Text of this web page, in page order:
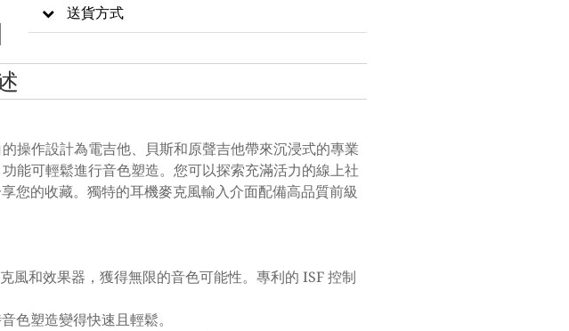
送貨方式
操作設計為電吉他、貝斯和原聲吉他帶來沉浸式的專業
能可輕鬆進行音色塑造。您可以探索充滿活力的線上社
您的收藏。獨特的耳機麥克風輸入介面配備高品質前級
風和效果器，獲得無限的音色可能性。專利的 ISF 控制
色塑造變得快速且輕鬆。